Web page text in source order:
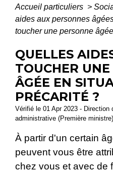
Accueil particuliers >
aides aux personnes
toucher une personne
QUELLES
TOUCHER
ÂGÉE EN
PRÉCARITÉ ?
Vérifié le 01 Apr 2023 - Direction
administrative (Première ministre)
À partir d'un certain
peuvent vous être
chez vous et avec de